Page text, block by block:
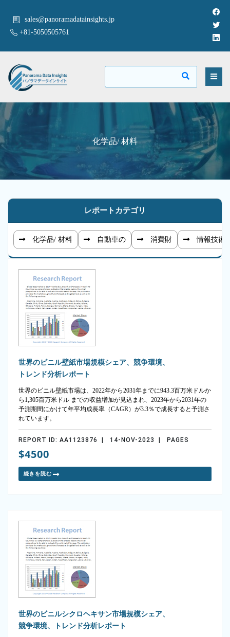
sales@panoramadatainsights.jp
+81-5050505761
化学品/ 材料
レポートカテゴリ
化学品/ 材料 自動車の 消費財 情報技術
世界のビニル壁紙市場規模シェア、競争環境、
トレンド分析レポート
世界のビニル壁紙市場は、2022年から2031年までに943.3百万米ドルか
ら1,305百万米ドル までの収益増加が見込まれ、2023年から2031年の
予測期間にかけて年平均成長率（CAGR）が3.3％で成長すると予測さ
れています。
REPORT ID: AA1123876 | 14-NOV-2023 | PAGES
$4500
続きを読む
世界のビニルシクロヘキサン市場規模シェア、
競争環境、トレンド分析レポート